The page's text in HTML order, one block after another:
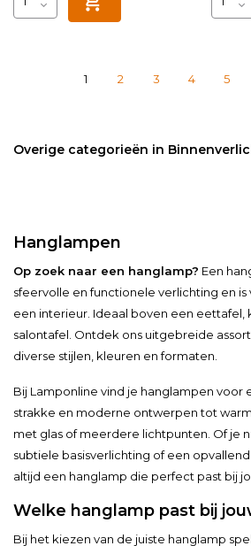
1 2 3 4 5
Overige categorieën in
Hanglampen
Op zoek naar een hanglamp? Een
sfeervolle en functionele verlichting en is
een interieur. Ideaal boven een eettafel,
salontafel. Ontdek ons uitgebreide
diverse stijlen, kleuren en formaten.
Bij Lamponline vind je hanglampen voor
strakke en moderne ontwerpen tot
met glas of meerdere lichtpunten. Of je
subtiele basisverlichting of een
altijd een hanglamp die perfect past bij
Welke hanglamp past bij
Bij het kiezen van de juiste hanglamp